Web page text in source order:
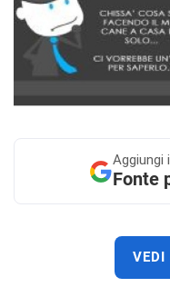
Aggiungi
Fonte
VEDI